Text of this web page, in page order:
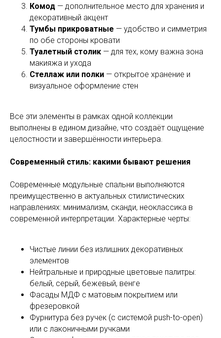
Комод — дополнительное место для хранения и
декоративный акцент
Тумбы прикроватные — удобство и симметрия
по обе стороны кровати
Туалетный столик — для тех, кому важна зона
макияжа и ухода
Стеллаж или полки — открытое хранение и
визуальное оформление стен
Все эти элементы в рамках одной коллекции
выполнены в едином дизайне, что создаёт ощущение
целостности и завершённости интерьера.
Современный стиль: какими бывают решения
Современные модульные спальни выполняются
преимущественно в актуальных стилистических
направлениях: минимализм, сканди, неоклассика в
современной интерпретации. Характерные черты:
Чистые линии без излишних декоративных
элементов
Нейтральные и природные цветовые палитры:
белый, серый, бежевый, венге
Фасады МДФ с матовым покрытием или
фрезеровкой
Фурнитура без ручек (с системой push-to-open)
или с лаконичными ручками